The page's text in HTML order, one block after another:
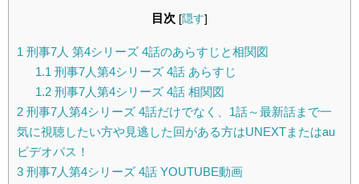
目次 [隠す]
1 刑事7人 第4シリーズ 4話のあらすじと相関図
1.1刑事7人第4シリーズ 4話 あらすじ
1.2刑事7人第4シリーズ 4話 相関図
2 刑事7人第4シリーズ 4話だけでなく、1話～最新話まで一
気に視聴したい方や見逃した回がある方はUNEXTまたはau
ビデオパス！
3 刑事7人第4シリーズ 4話 YOUTUBE動画